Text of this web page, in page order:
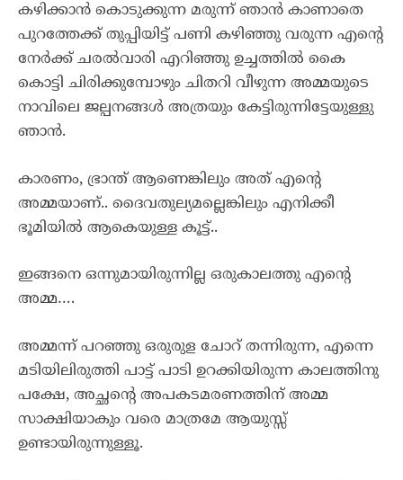
കഴിക്കാൻ കൊടുക്കുന്ന മരുന്ന് ഞാൻ കാണാതെ
പുറത്തേക്ക് തുപ്പിയിട്ട് പണി കഴിഞ്ഞു വരുന്ന എന്റെ
നേർക്ക് ചരൽവാരി എറിഞ്ഞു ഉച്ചത്തിൽ കൈ
കൊട്ടി ചിരിക്കുമ്പോഴും ചിതറി വീഴുന്ന അമ്മയുടെ
നാവിലെ ജല്പനങ്ങൾ അത്രയും കേട്ടിരുന്നിട്ടേയുള്ളു
ഞാൻ.
കാരണം, ഭ്രാന്ത് ആണെങ്കിലും അത് എന്റെ
അമ്മയാണ്.. ദൈവതുല്യമല്ലെങ്കിലും എനിക്കീ
ഭൂമിയിൽ ആകെയുള്ള കൂട്ട്..
ഇങ്ങനെ ഒന്നുമായിരുന്നില്ല ഒരുകാലത്തു എന്റെ
അമ്മ….
അമ്മന്ന് പറഞ്ഞു ഒരുരുള ചോറ് തന്നിരുന്ന, എന്നെ
മടിയിലിരുത്തി പാട്ട് പാടി ഉറക്കിയിരുന്ന കാലത്തിനു
പക്ഷേ, അച്ഛന്റെ അപകടമരണത്തിന് അമ്മ
സാക്ഷിയാകും വരെ മാത്രമേ ആയുസ്സ്
ഉണ്ടായിരുന്നുള്ളൂ.